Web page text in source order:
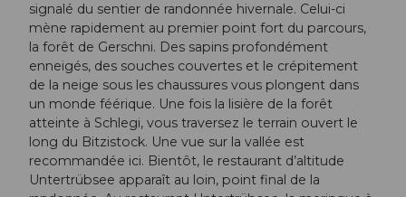
signalé du sentier de randonnée hivernale. Celui-ci
mène rapidement au premier point fort du parcours,
la forêt de Gerschni. Des sapins profondément
enneigés, des souches couvertes et le crépitement
de la neige sous les chaussures vous plongent dans
un monde féérique. Une fois la lisière de la forêt
atteinte à Schlegi, vous traversez le terrain ouvert le
long du Bitzistock. Une vue sur la vallée est
recommandée ici. Bientôt, le restaurant d’altitude
Untertrübsee apparaît au loin, point final de la